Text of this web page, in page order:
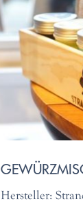
Hersteller: